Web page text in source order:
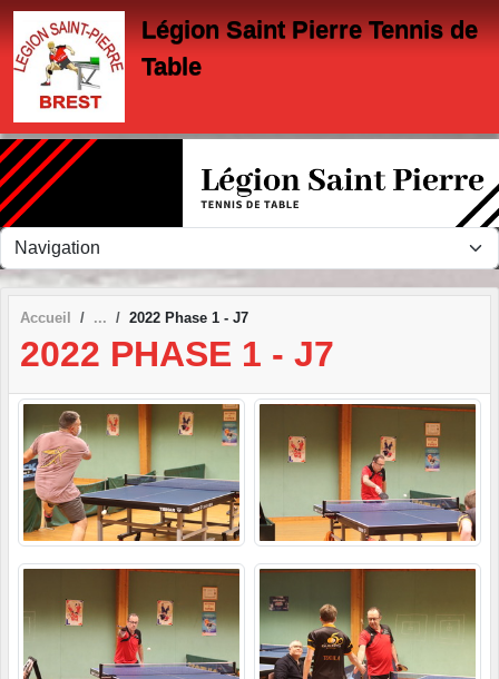
Légion Saint Pierre Tennis de
Table
Accueil 2022 Phase 1 - J7
2022 PHASE 1 - J7
Panneau de gestion des cookies